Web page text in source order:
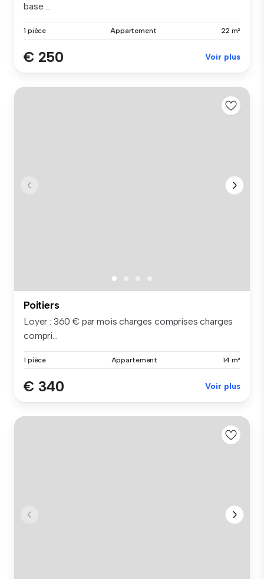
base ...
1 pièce Appartement 22 m²
€ 250 Voir plus
Poitiers
Loyer : 360 € par mois charges comprises charges
compri...
1 pièce Appartement 14 m²
€ 340 Voir plus